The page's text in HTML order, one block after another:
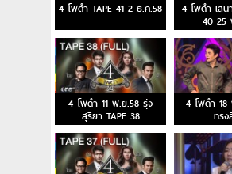
4 โพดำ TAPE 41 2 ธ.ค.58
4 โพดำ เสน
40 25
4 โพดำ 11 พ.ย.58 รุ่ง
สุริยา TAPE 38
4 โพดำ
ทร